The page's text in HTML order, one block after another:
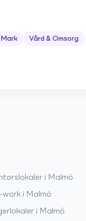
Vård & Omsorg
i Malmö
work i Malmö
i Malmö